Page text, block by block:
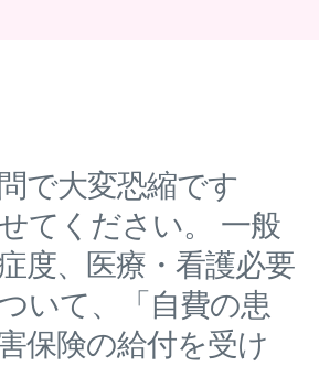
で大変恐縮です
てください。 一般
度、医療・看護必要
いて、「自費の患
保険の給付を受け